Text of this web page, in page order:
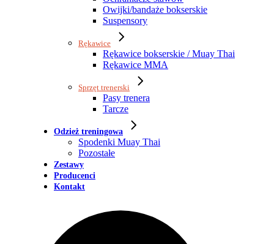
Owijki/bandaże bokserskie
Suspensory
Rękawice
Rękawice bokserskie / Muay Thai
Rękawice MMA
Sprzęt trenerski
Pasy trenera
Tarcze
Odzież treningowa
Spodenki Muay Thai
Pozostałe
Zestawy
Producenci
Kontakt